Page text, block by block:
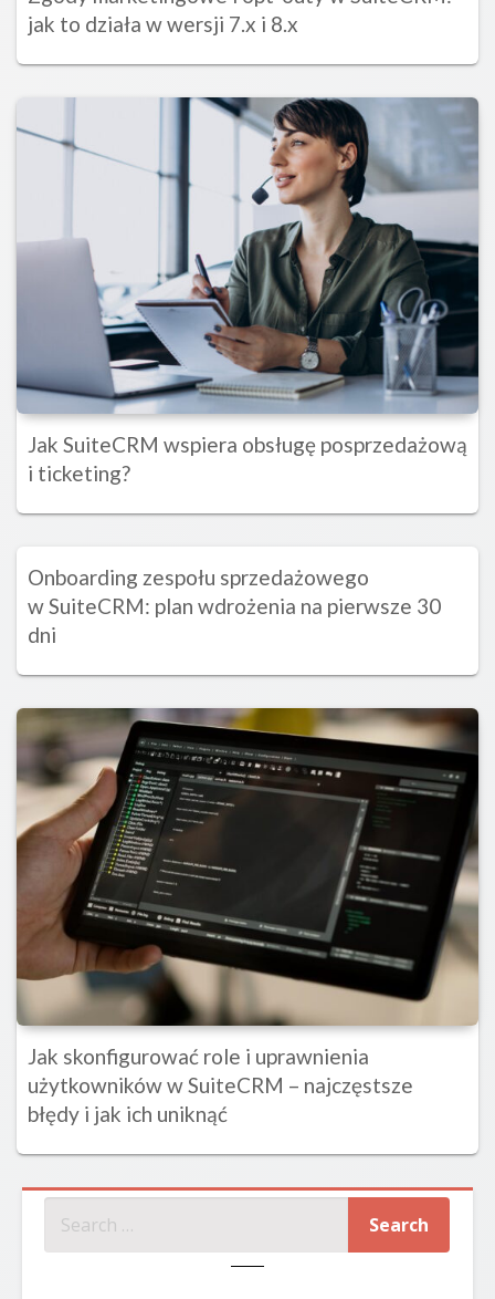
jak to działa w wersji 7.x i 8.x
Jak SuiteCRM wspiera obsługę posprzedażową
i ticketing?
Onboarding zespołu sprzedażowego
w SuiteCRM: plan wdrożenia na pierwsze 30
dni
Jak skonfigurować role i uprawnienia
użytkowników w SuiteCRM – najczęstsze
błędy i jak ich uniknąć